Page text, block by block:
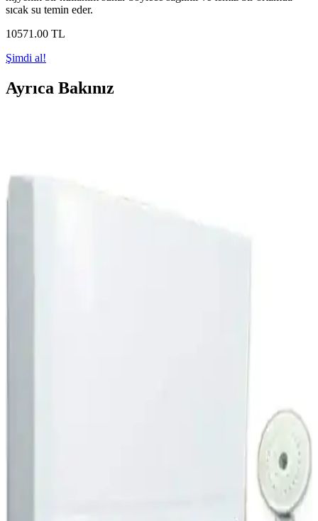
sıcak su temin eder.
10571 .00 TL
Şimdi al!
Ayrıca Bakınız
Ariston 30 lt termosifon, kompakt tasarımı ve enerji verimliliği ile ev
çözümü sunar.
Finlux FXTS 650 65 Litre Mekanik Termosifon
Finlux FXTS 650, 65 litre kapasitesi, titanyum kaplamalı kazanı ve
enerji tasarrufu sağlayan izolasyonu ile dayanıklı ve kullanışlı bir